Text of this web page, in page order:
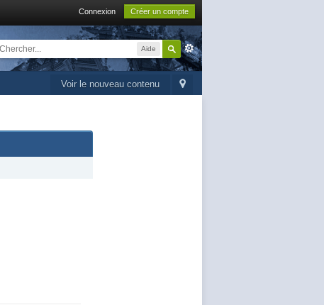
Connexion Créer un compte
Aide
Voir le nouveau contenu